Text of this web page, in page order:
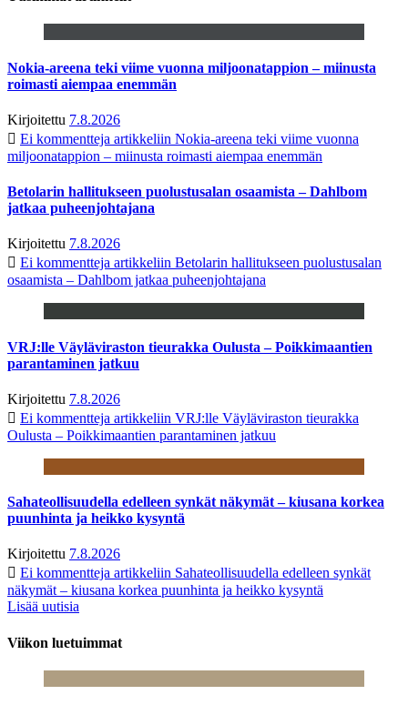
Nokia-areena teki viime vuonna miljoonatappion – miinusta
roimasti aiempaa enemmän
Kirjoitettu 7.8.2026
Ei kommentteja artikkeliin Nokia-areena teki viime vuonna
miljoonatappion – miinusta roimasti aiempaa enemmän
Betolarin hallitukseen puolustusalan osaamista – Dahlbom
jatkaa puheenjohtajana
Kirjoitettu 7.8.2026
Ei kommentteja artikkeliin Betolarin hallitukseen puolustusalan
osaamista – Dahlbom jatkaa puheenjohtajana
VRJ:lle Väyläviraston tieurakka Oulusta – Poikkimaantien
parantaminen jatkuu
Kirjoitettu 7.8.2026
Ei kommentteja artikkeliin VRJ:lle Väyläviraston tieurakka
Oulusta – Poikkimaantien parantaminen jatkuu
Sahateollisuudella edelleen synkät näkymät – kiusana korkea
puunhinta ja heikko kysyntä
Kirjoitettu 7.8.2026
Ei kommentteja artikkeliin Sahateollisuudella edelleen synkät
näkymät – kiusana korkea puunhinta ja heikko kysyntä
Lisää uutisia
Viikon luetuimmat